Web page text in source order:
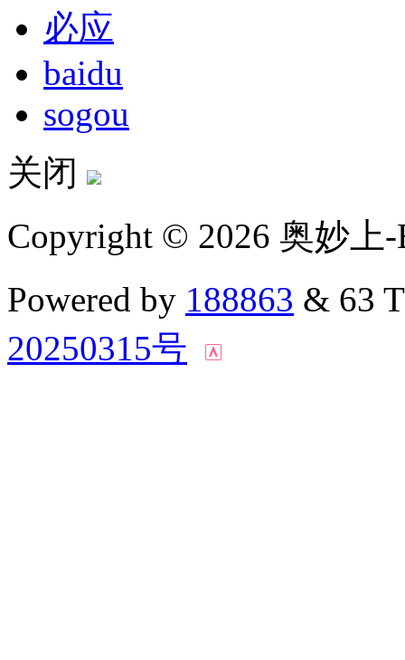
必应
baidu
sogou
关闭
Copyright © 2026 奥妙上
Powered by 188863 & 63
20250315号